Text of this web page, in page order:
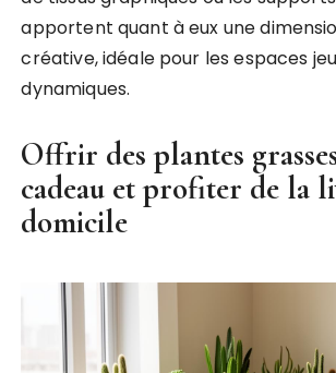
apportent quant à eux une
créative, idéale pour les espaces
dynamiques.
Offrir des plantes
cadeau et profiter de la
domicile